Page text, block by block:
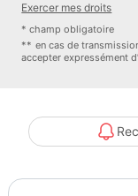
- RÉVISION -
- 2 PNEUS AVANTS
- DISQUES ET
- FILTRE A
- VÉRIFICATION DE
- VÉRIFICATION DES
Exercer mes droits
* champ obligatoire
** en cas de
accepter expressément